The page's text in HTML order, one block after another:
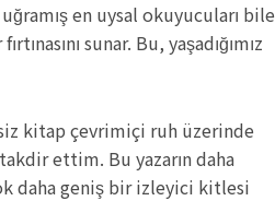
en uysal okuyucuları bile
sunar. Bu, yaşadığımız
kitap çevrimiçi ruh üzerinde
ettim. Bu yazarın daha
daha geniş bir izleyici kitlesi